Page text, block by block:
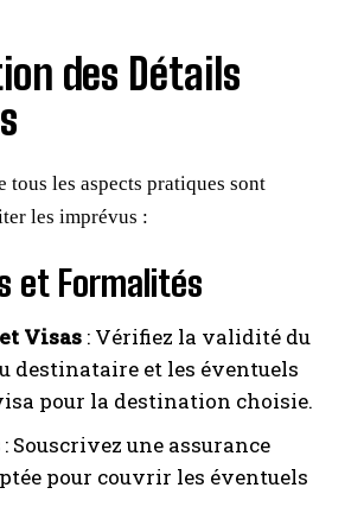
the Privacy Policy
(Maroc) : médina, port de pêche
des Détails
tous les aspects pratiques sont
les imprévus :
et Formalités
Visas : Vérifiez la validité du
destinataire et les éventuels
pour la destination choisie.
: Souscrivez une assurance
pour couvrir les éventuels